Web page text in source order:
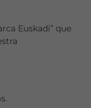
Euskadi” que